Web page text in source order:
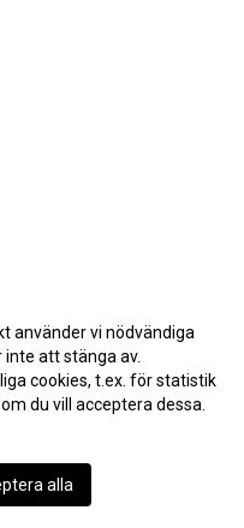
använder vi nödvändiga
att stänga av.
cookies, t.ex. för statistik
du vill acceptera dessa.
alla